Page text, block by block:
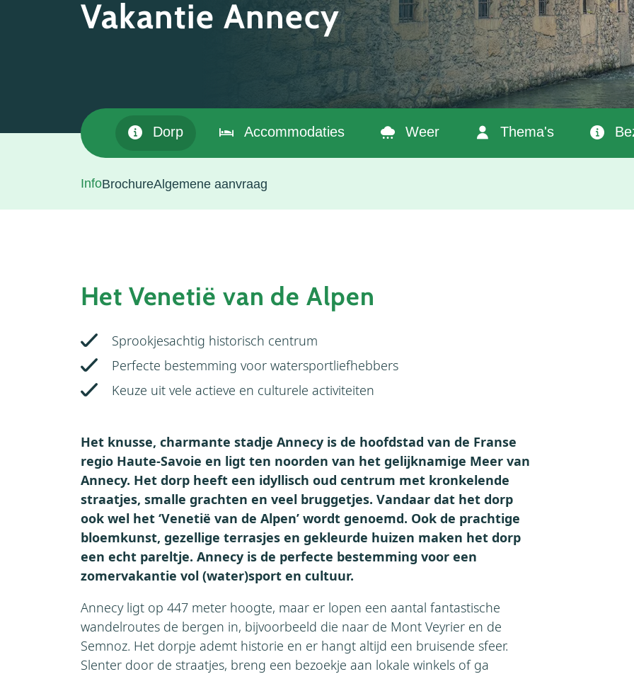
Vakantie Annecy
Dorp Accommodaties Weer Thema's
InfoBrochureAlgemene aanvraag
Het Venetië van de Alpen
Sprookjesachtig historisch centrum
Perfecte bestemming voor watersportliefhebbers
Keuze uit vele actieve en culturele activiteiten
Het knusse, charmante stadje Annecy is de hoofdstad van de Franse
regio Haute-Savoie en ligt ten noorden van het gelijknamige Meer van
Annecy. Het dorp heeft een idyllisch oud centrum met kronkelende
straatjes, smalle grachten en veel bruggetjes. Vandaar dat het dorp
ook wel het ‘Venetië van de Alpen’ wordt genoemd. Ook de prachtige
bloemkunst, gezellige terrasjes en gekleurde huizen maken het dorp
een echt pareltje. Annecy is de perfecte bestemming voor een
zomervakantie vol (water)sport en cultuur.
Annecy ligt op 447 meter hoogte, maar er lopen een aantal fantastische
wandelroutes de bergen in, bijvoorbeeld die naar de Mont Veyrier en de
Semnoz. Het dorpje ademt historie en er hangt altijd een bruisende sfeer.
Slenter door de straatjes, breng een bezoekje aan lokale winkels of ga